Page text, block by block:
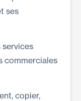
ses
services
commerciales
copier,